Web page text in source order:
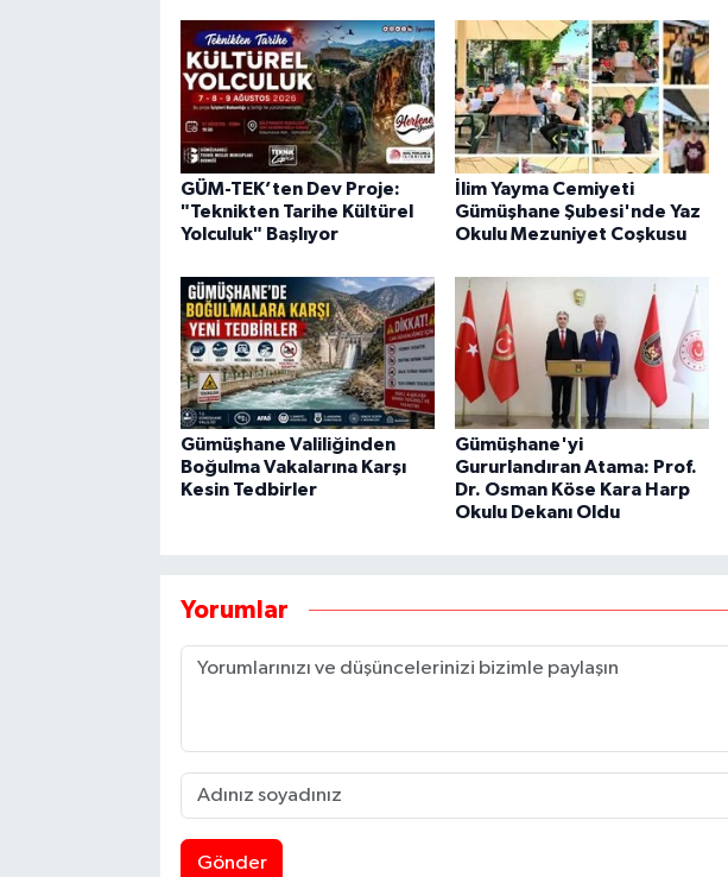
GÜM-TEK’ten Dev Proje:
"Teknikten Tarihe Kültürel
Yolculuk" Başlıyor
İlim Yayma Cemiyeti
Gümüşhane Şubesi'nde Yaz
Okulu Mezuniyet Coşkusu
Gümüşhane Valiliğinden
Boğulma Vakalarına Karşı
Kesin Tedbirler
Gümüşhane'yi
Gururlandıran Atama: Prof.
Dr. Osman Köse Kara Harp
Okulu Dekanı Oldu
Yorumlar
Gönder